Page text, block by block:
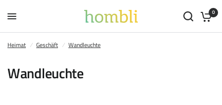
0
Heimat / Geschäft / Wandleuchte
Wandleuchte